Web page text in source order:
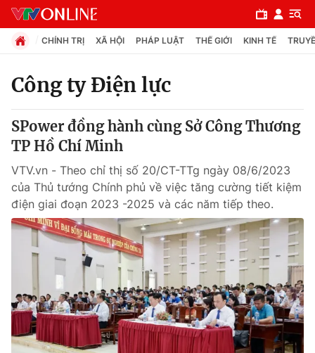
Chuyên mục
Chính trị
Xã hội
Pháp luật
Thế giới
Tin tức
Kinh tế
CHÍNH TRỊ XÃ HỘI PHÁP LUẬT THẾ GIỚI KINH TẾ
Công ty Điện lực
SPower đồng hành cùng Sở Công Thương
TP Hồ Chí Minh
VTV.vn - Theo chỉ thị số 20/CT-TTg ngày 08/6/2023
của Thủ tướng Chính phủ về việc tăng cường tiết kiệm
điện giai đoạn 2023 -2025 và các năm tiếp theo.